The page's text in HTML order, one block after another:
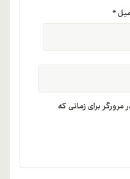
*
برای زمانی که